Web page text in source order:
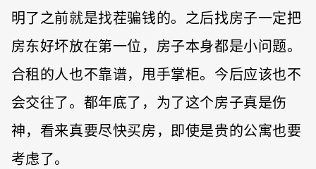
明了之前就是找茬骗钱的。之后找房子一定把
房东好坏放在第一位，房子本身都是小问题。
合租的人也不靠谱，甩手掌柜。今后应该也不
会交往了。都年底了，为了这个房子真是伤
神，看来真要尽快买房，即使是贵的公寓也要
考虑了。